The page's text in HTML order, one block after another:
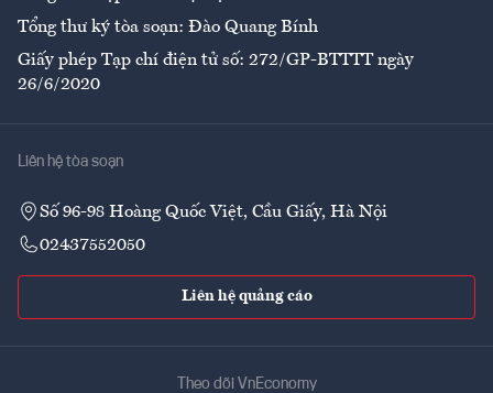
Tổng thư ký tòa soạn: Đào Quang Bính
Giấy phép Tạp chí điện tử số: 272/GP-BTTTT ngày
26/6/2020
Liên hệ tòa soạn
Số 96-98 Hoàng Quốc Việt, Cầu Giấy, Hà Nội
02437552050
Liên hệ quảng cáo
Theo dõi VnEconomy